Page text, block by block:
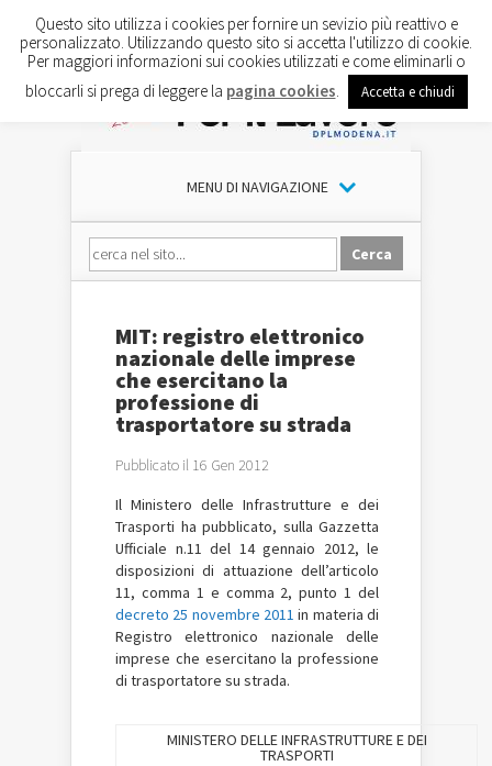
MENU DI NAVIGAZIONE
MIT: registro elettronico
nazionale delle imprese
che esercitano la
professione di
trasportatore su strada
Pubblicato il 16 Gen 2012
Il Ministero delle Infrastrutture e dei
Trasporti ha pubblicato, sulla Gazzetta
Ufficiale n.11 del 14 gennaio 2012, le
disposizioni di attuazione dell’articolo
11, comma 1 e comma 2, punto 1 del
decreto 25 novembre 2011 in materia di
Registro elettronico nazionale delle
imprese che esercitano la professione
di trasportatore su strada.
MINISTERO DELLE INFRASTRUTTURE E DEI
TRASPORTI
Questo sito utilizza i cookies per fornire un sevizio più reattivo e
personalizzato. Utilizzando questo sito si accetta l'utilizzo di cookie.
Per maggiori informazioni sui cookies utilizzati e come eliminarli o
bloccarli si prega di leggere la pagina cookies Accetta e chiudi